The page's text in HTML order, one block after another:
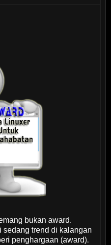
bukan award.
sedang trend di kalangan
penghargaan (award).